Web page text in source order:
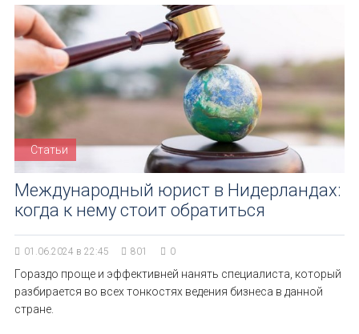
Статьи
Международный юрист в Нидерландах:
когда к нему стоит обратиться
01.06.2024 в 22:45 801 0
Гораздо проще и эффективней нанять специалиста, который
разбирается во всех тонкостях ведения бизнеса в данной
стране.